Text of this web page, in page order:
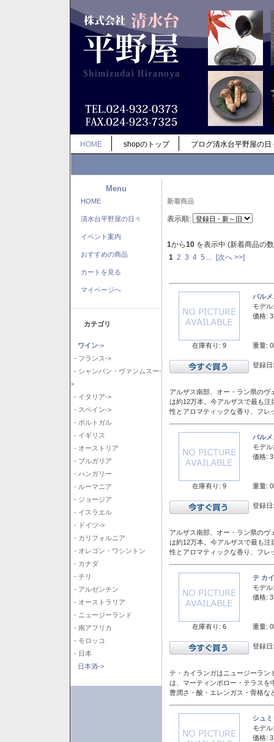
HOME shopのトップ ブログ清水台平野屋の日
Menu
HOME
清水台平野屋の日々
イベント案内
おすすめの商品
カートを見る
マイページへ
カテゴリ
ワイン->
- フランス->
- シャンパン・ヴァンムスー-
>
- イタリア->
- スペイン->
- ポルトガル
- イギリス
- オーストリア
- ブルガリア
- ハンガリー
- ルーマニア
- ジョージア
- イスラエル
- ドイツ->
- カリフォルニア
- オレゴン・ワシントン
- カナダ
- チリ
- アルゼンチン
- オーストラリア
- ニュージーランド
- 南アフリカ
- モロッコ
- 日本
日本酒->
新着商品
表示順:
1から10 を表示中 (新着商品の
1 2 3 4 5 [次へ >>]
在庫有り: 9
バル
モデル:
価格:
重量:
登録
アルザス南部、オー・ラン県の
は約12万本。今アルザスで最も
性とアロマティックな香り、フレ
在庫有り: 9
バル
モデル:
価格:
重量:
登録
アルザス南部、オー・ラン県の
は約12万本。今アルザスで最も
性とアロマティックな香り、フレ
在庫有り: 6
テ カ
モデル:
価格:
重量:
登録
テ・カイランガはニュージーラン
は、マーティンボロー・テラスを
豊潤さ・酸・エレンガス・骨格
シュ
モデル:
価格: